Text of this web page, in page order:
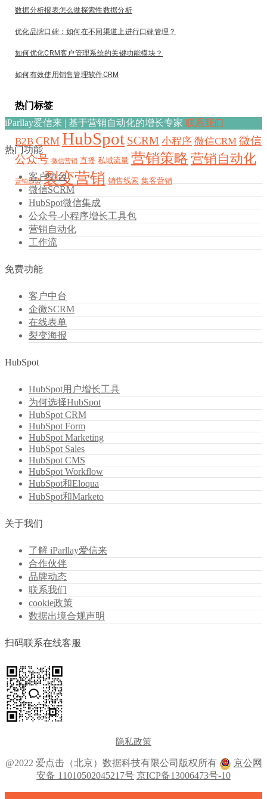
数据分析报表怎么做探索性数据分析
优化品牌口碑：如何在不同渠道上进行口碑管理？
如何优化CRM客户管理系统的关键功能模块？
如何有效使用销售管理软件CRM
热门标签
B2B CRM HubSpot SCRM 小程序 微信CRM 微信
公众号 微信营销 直播 私域流量 营销策略 营销自动化
营销趋势 裂变营销 销售线索 集客营销
iParllay爱信来 | 基于营销自动化的增长专家 联系我们
热门功能
客户中台
微信SCRM
HubSpot微信集成
公众号-小程序增长工具包
营销自动化
工作流
免费功能
客户中台
企微SCRM
在线表单
裂变海报
HubSpot
HubSpot用户增长工具
为何选择HubSpot
HubSpot CRM
HubSpot Form
HubSpot Marketing
HubSpot Sales
HubSpot CMS
HubSpot Workflow
HubSpot和Eloqua
HubSpot和Marketo
关于我们
了解 iParllay爱信来
合作伙伴
品牌动态
联系我们
cookie政策
数据出境合规声明
扫码联系在线客服
隐私政策
@2022 爱点击（北京）数据科技有限公司版权所有
京公网
安备 11010502045217号 京ICP备13006473号-10